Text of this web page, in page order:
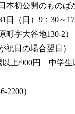
本初公開のもの
日（日）9：30～
字大谷地130-2）
祝日の場合翌日）
上/900円 中学
2200）